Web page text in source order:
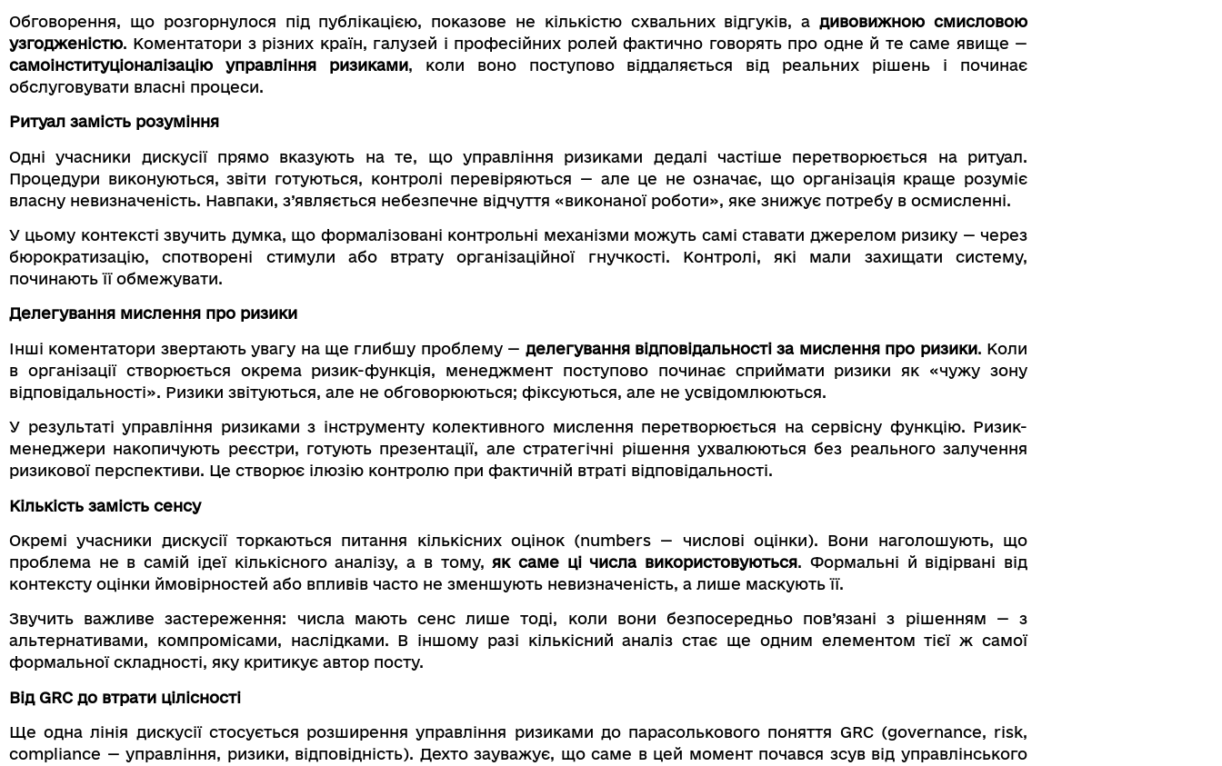
Обговорення, що розгорнулося під публікацією, показове не кількістю схвальних відгуків, адивовижною смисловою
узгодженістю. Коментатори з різних країн, галузей і професійних ролей фактично говорять про одне й те саме явище —
самоінституціоналізацію управління ризиками, коли воно поступово віддаляється від реальних рішень і починає
обслуговувати власні процеси.
Ритуал замість розуміння
Одні учасники дискусії прямо вказують на те, що управління ризиками дедалі частіше перетворюється на ритуал.
Процедури виконуються, звіти готуються, контролі перевіряються — але це не означає, що організація краще розуміє
власну невизначеність. Навпаки, з’являється небезпечне відчуття «виконаної роботи», яке знижує потребу в осмисленні.
У цьому контексті звучить думка, що формалізовані контрольні механізми можуть самі ставати джерелом ризику — через
бюрократизацію, спотворені стимули або втрату організаційної гнучкості. Контролі, які мали захищати систему,
починають її обмежувати.
Делегування мислення про ризики
Інші коментатори звертають увагу на ще глибшу проблему — делегування відповідальності за мислення про ризики. Коли
в організації створюється окрема ризик-функція, менеджмент поступово починає сприймати ризики як «чужу зону
відповідальності». Ризики звітуються, але не обговорюються; фіксуються, але не усвідомлюються.
У результаті управління ризиками з інструменту колективного мислення перетворюється на сервісну функцію. Ризик-
менеджери накопичують реєстри, готують презентації, але стратегічні рішення ухвалюються без реального залучення
ризикової перспективи. Це створює ілюзію контролю при фактичній втраті відповідальності.
Кількість замість сенсу
Окремі учасники дискусії торкаються питання кількісних оцінок (numbers — числові оцінки). Вони наголошують, що
проблема не в самій ідеї кількісного аналізу, а в тому, як саме ці числа використовуються. Формальні й відірвані від
контексту оцінки ймовірностей або впливів часто не зменшують невизначеність, а лише маскують її.
Звучить важливе застереження: числа мають сенс лише тоді, коли вони безпосередньо пов’язані з рішенням — з
альтернативами, компромісами, наслідками. В іншому разі кількісний аналіз стає ще одним елементом тієї ж самої
формальної складності, яку критикує автор посту.
Від GRC до втрати цілісності
Ще одна лінія дискусії стосується розширення управління ризиками до парасолькового поняття GRC (governance, risk,
compliance — управління, ризики, відповідність). Дехто зауважує, що саме в цей момент почався зсув від управлінського